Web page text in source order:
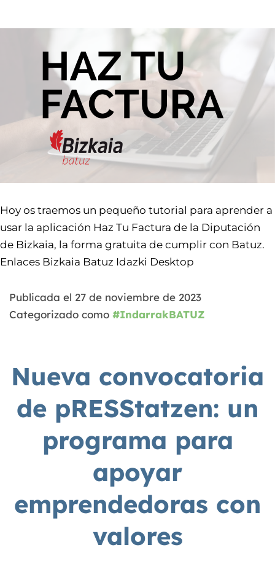
Hoy os traemos un pequeño tutorial para aprender a
usar la aplicación Haz Tu Factura de la Diputación
de Bizkaia, la forma gratuita de cumplir con Batuz.
Enlaces Bizkaia Batuz Idazki Desktop
Publicada el 27 de noviembre de 2023
Categorizado como #IndarrakBATUZ
Nueva convocatoria
de pRESStatzen: un
programa para
apoyar
emprendedoras con
valores